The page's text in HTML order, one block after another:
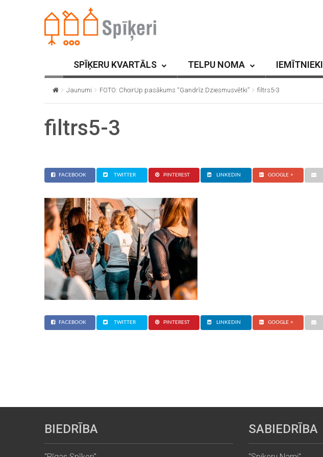
SPĪĶERU KVARTĀLS TELPU NOMA IEMĪTNIEKI
Jaunumi FOTO: ChoirUp pasākums “Gandrīz Dziesmusvētki” filtrs5-3
filtrs5-3
FACEBOOK TWITTER PINTEREST LINKEDIN GOOGLE +
FACEBOOK TWITTER PINTEREST LINKEDIN GOOGLE +
BIEDRĪBA SABIEDRĪBA